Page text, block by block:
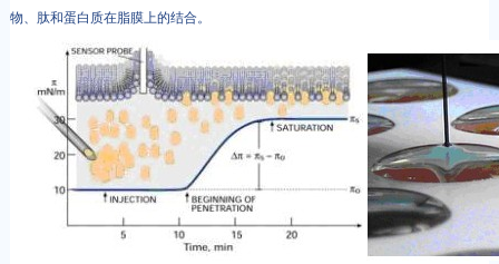
物、肽和蛋白质在脂膜上的结合。